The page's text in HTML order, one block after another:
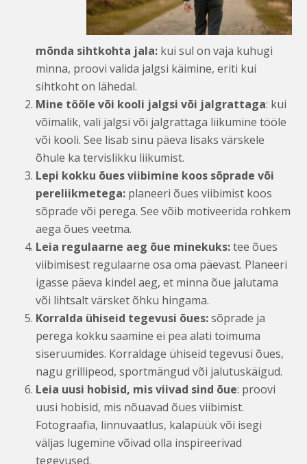
mõnda sihtkohta jala: kui sul on vaja kuhugi
minna, proovi valida jalgsi käimine, eriti kui
sihtkoht on lähedal.
Mine tööle või kooli jalgsi või jalgrattaga: kui
võimalik, vali jalgsi või jalgrattaga liikumine tööle
või kooli. See lisab sinu päeva lisaks värskele
õhule ka tervislikku liikumist.
Lepi kokku õues viibimine koos sõprade või
pereliikmetega: planeeri õues viibimist koos
sõprade või perega. See võib motiveerida rohkem
aega õues veetma.
Leia regulaarne aeg õue minekuks:tee õues
viibimisest regulaarne osa oma päevast. Planeeri
igasse päeva kindel aeg, et minna õue jalutama
või lihtsalt värsket õhku hingama.
Korralda ühiseid tegevusi õues:sõprade ja
perega kokku saamine ei pea alati toimuma
siseruumides. Korraldage ühiseid tegevusi õues,
nagu grillipeod, sportmängud või jalutuskäigud.
Leia uusi hobisid, mis viivad sind õue: proovi
uusi hobisid, mis nõuavad õues viibimist.
Fotograafia, linnuvaatlus, kalapüük või isegi
väljas lugemine võivad olla inspireerivad
tegevused.